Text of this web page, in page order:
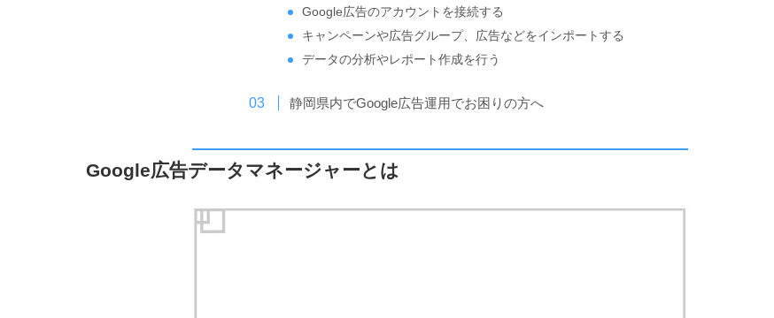
Google広告のアカウントを接続する
キャンペーンや広告グループ、広告などをインポートする
データの分析やレポート作成を行う
静岡県内でGoogle広告運用でお困りの方へ
Google広告データマネージャーとは